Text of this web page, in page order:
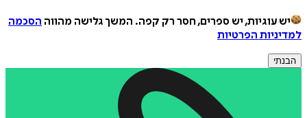
יש עוגיות, יש ספרים, חסר רק קפה. המשך גלישה מהווה הסכמה
למדיניות הפרטיות
הבנתי